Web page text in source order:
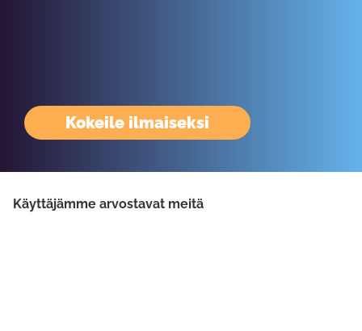
Käyttäjämme arvostavat meitä
Kokeile ilmaiseksi